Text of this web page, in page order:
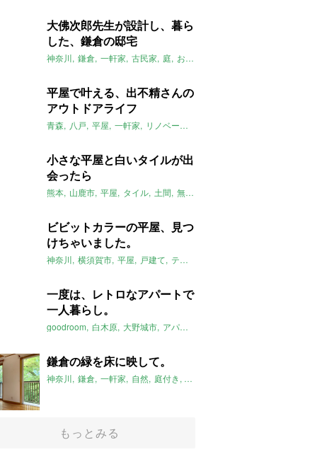
大佛次郎先生が設計し、暮ら
した、鎌倉の邸宅
神奈川 鎌倉 一軒家 古民家 庭 お屋敷
平屋で叶える、出不精さんの
アウトドアライフ
青森 八戸 平屋 一軒家 リノベーション
小さな平屋と白いタイルが出
会ったら
熊本 山鹿市 平屋 タイル 土間 無垢床
ビビットカラーの平屋、見つ
けちゃいました。
神奈川 横須賀市 平屋 戸建て テラス
一度は、レトロなアパートで
一人暮らし。
goodroom 白木原 大野城市 アパート
鎌倉の緑を床に映して。
神奈川 鎌倉 一軒家 自然 庭付き 書斎
もっとみる